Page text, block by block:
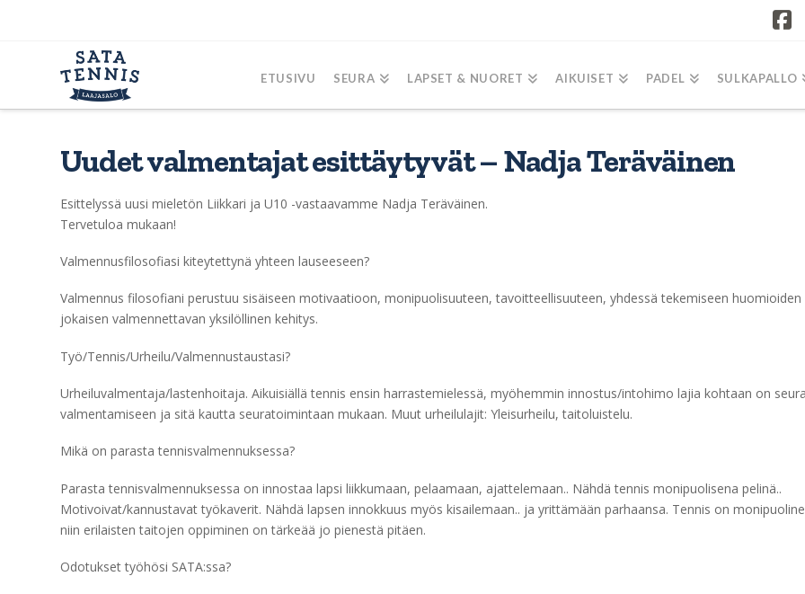
ETUSIVU SEURA LAPSET & NUORET AIKUISET PADEL SULKAPALLO
Uudet valmentajat esittäytyvät – Nadja Teräväinen
Esittelyssä uusi mieletön Liikkari ja U10 -vastaavamme Nadja Teräväinen.
Tervetuloa mukaan!
Valmennusfilosofiasi kiteytettynä yhteen lauseeseen?
Valmennus filosofiani perustuu sisäiseen motivaatioon, monipuolisuuteen, tavoitteellisuuteen, yhdessä tekemiseen huomioiden
jokaisen valmennettavan yksilöllinen kehitys.
Työ/Tennis/Urheilu/Valmennustaustasi?
Urheiluvalmentaja/lastenhoitaja. Aikuisiällä tennis ensin harrastemielessä, myöhemmin innostus/intohimo lajia kohtaan on
valmentamiseen ja sitä kautta seuratoimintaan mukaan. Muut urheilulajit: Yleisurheilu, taitoluistelu.
Mikä on parasta tennisvalmennuksessa?
Parasta tennisvalmennuksessa on innostaa lapsi liikkumaan, pelaamaan, ajattelemaan.. Nähdä tennis monipuolisena pelinä..
Motivoivat/kannustavat työkaverit. Nähdä lapsen innokkuus myös kisailemaan.. ja yrittämään parhaansa. Tennis on
niin erilaisten taitojen oppiminen on tärkeää jo pienestä pitäen.
Odotukset työhösi SATA:ssa?